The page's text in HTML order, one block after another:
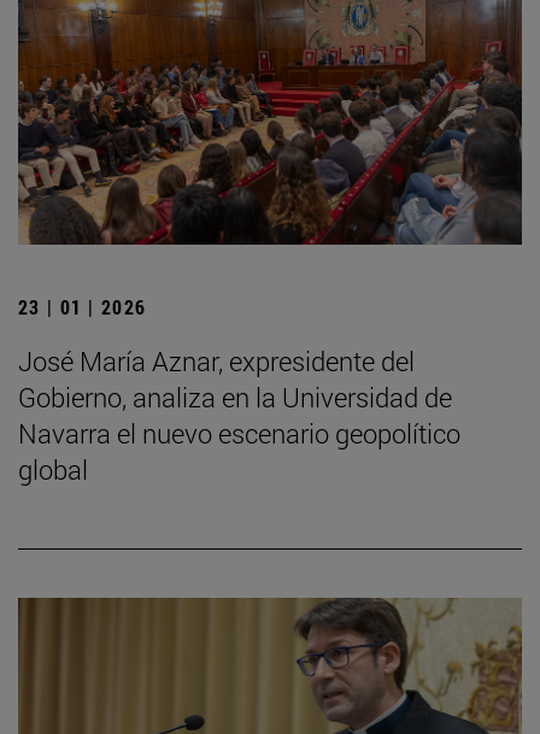
23 | 01 | 2026
José María Aznar, expresidente del
Gobierno, analiza en la Universidad de
Navarra el nuevo escenario geopolítico
global